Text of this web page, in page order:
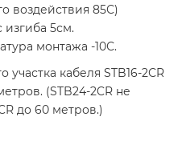
воздействия 85С)
5см.
монтажа -10С.
кабеля STB16-2СR
(STB24-2CR не
до 60 метров.)